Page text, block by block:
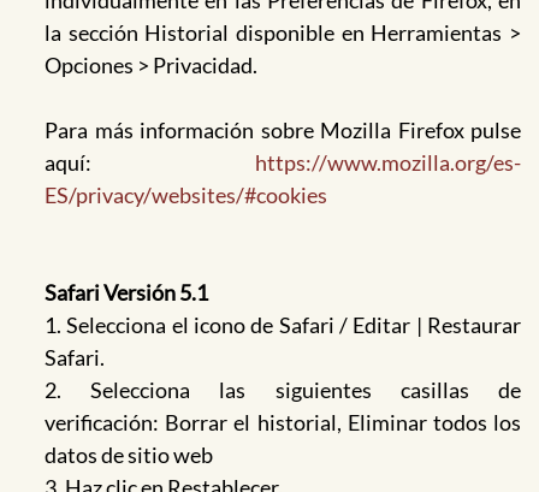
la sección Historial disponible en Herramientas >
Opciones > Privacidad.
Para más información sobre Mozilla Firefox pulse
aquí: https://www.mozilla.org/es-
ES/privacy/websites/#cookies
Safari Versión 5.1
1. Selecciona el icono de Safari / Editar | Restaurar
Safari.
2. Selecciona las siguientes casillas de
verificación: Borrar el historial, Eliminar todos los
datos de sitio web